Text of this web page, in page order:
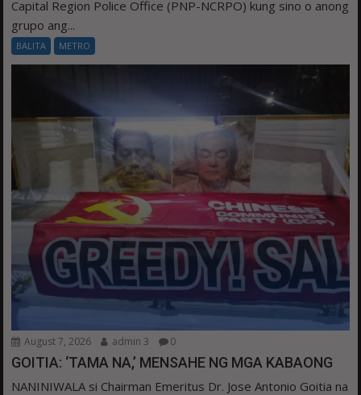
Capital Region Police Office (PNP-NCRPO) kung sino o anong
grupo ang...
BALITA METRO
August 7, 2026 admin 3 0
GOITIA: ‘TAMA NA,’ MENSAHE NG MGA KABAONG
NANINIWALA si Chairman Emeritus Dr. Jose Antonio Goitia na